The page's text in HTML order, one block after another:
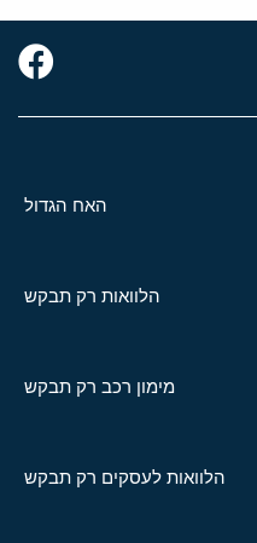
האח הגדול
הלוואות רק תבקש
מימון רכב רק תבקש
הלוואות לעסקים רק תבקש